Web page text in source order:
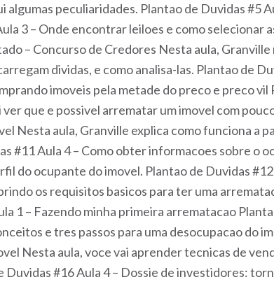
algumas peculiaridades. Plantao de Duvidas #5
3 – Onde encontrar leiloes e como selecionar
– Concurso de Credores Nesta aula,
dividas, e como analisa-las. Plantao de
imoveis pela metade do preco e preco
que e possivel arrematar um imovel com
Nesta aula, Granville explica como funciona a
#11 Aula 4 – Como obter informacoes sobre o
do ocupante do imovel. Plantao de Duvidas
os requisitos basicos para ter uma
1 – Fazendo minha primeira arrematacao
e tres passos para uma desocupacao do
Nesta aula, voce vai aprender tecnicas de
Duvidas #16 Aula 4 – Dossie de investidores: